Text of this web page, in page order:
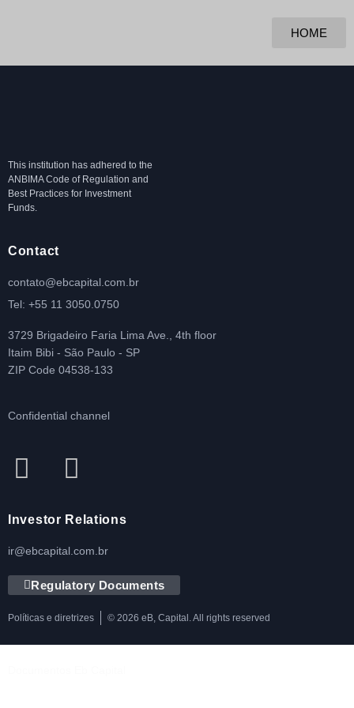
HOME
This institution has adhered to the
ANBIMA Code of Regulation and
Best Practices for Investment
Funds.
Contact
contato@ebcapital.com.br
Tel: +55 11 3050.0750
3729 Brigadeiro Faria Lima Ave., 4th floor
Itaim Bibi - São Paulo - SP
ZIP Code 04538-133
Confidential channel
Investor Relations
ir@ebcapital.com.br
Regulatory Documents
Políticas e diretrizes © 2026 eB, Capital. All rights reserved